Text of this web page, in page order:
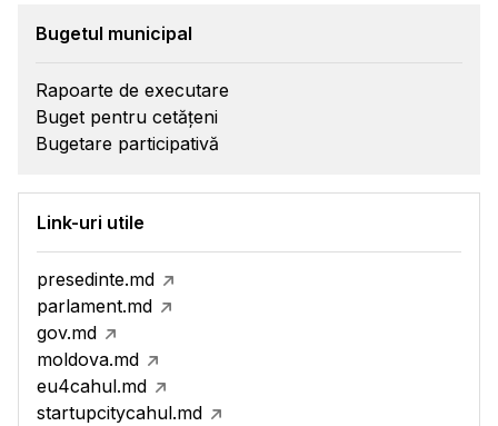
Bugetul municipal
Rapoarte de executare
Buget pentru cetățeni
Bugetare participativă
Link-uri utile
presedinte.md
parlament.md
gov.md
moldova.md
eu4cahul.md
startupcitycahul.md